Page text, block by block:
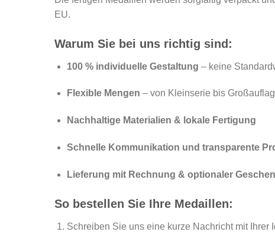
EU.
Warum Sie bei uns richtig sind:
100 % individuelle Gestaltung – keine
Flexible Mengen – von Kleinserie bis
Nachhaltige Materialien & lokale Fertigung
Schnelle Kommunikation und transparente
Lieferung mit Rechnung & optionaler
So bestellen Sie Ihre Medaillen:
Schreiben Sie uns eine kurze Nachricht mit Ihrer